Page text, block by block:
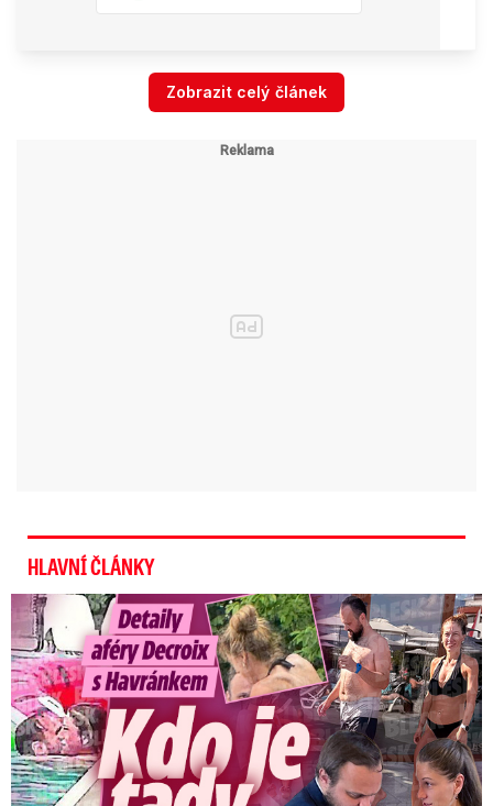
Zobrazit celý článek
HLAVNÍ ČLÁNKY
Detaily aféry Decroix s Havránkem: Kdo je tady královna?